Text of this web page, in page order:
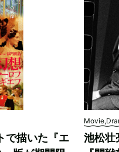
で描いた『エ
池松壮